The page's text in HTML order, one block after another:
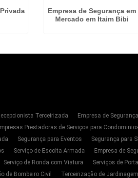
Empresa de Segurança em
Mercado em Itaim Bibi
Terceirizada
Empresa de
Prestadoras de Serviços para
Segurança para Eventos Segurança para
Serviço de Escolta Armada
Empresa de
Serviço de Ronda com Viatura Serviços de
de Bombeiro Civil Terceirização de Jardinagem